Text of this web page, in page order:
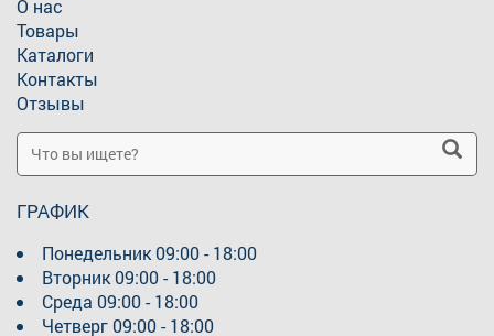
О нас
Товары
Каталоги
Контакты
Отзывы
ГРАФИК
Понедельник09:00 - 18:00
Вторник09:00 - 18:00
Среда 09:00 - 18:00
Четверг09:00 - 18:00